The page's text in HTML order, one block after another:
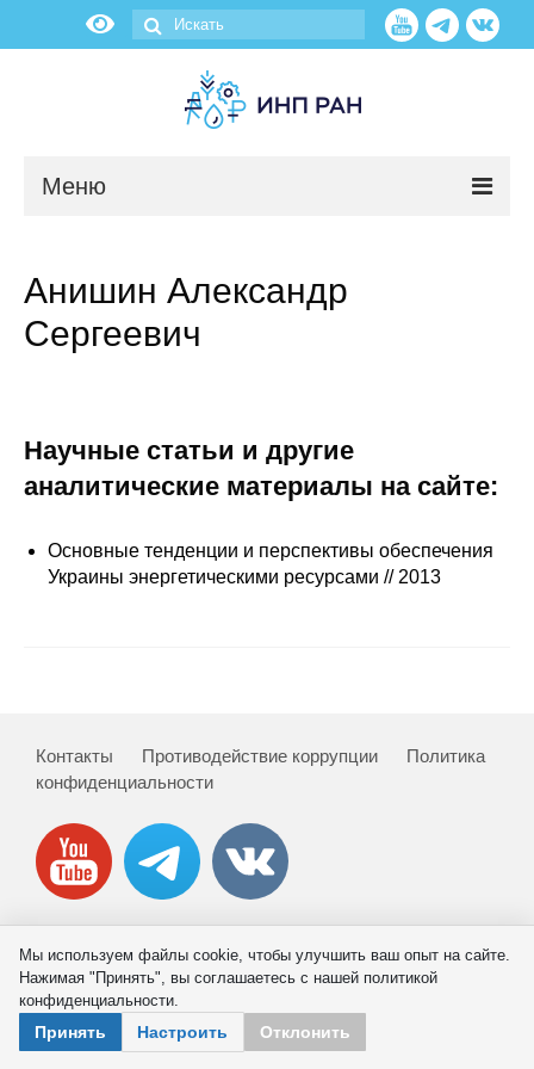
Меню
Администрация
Публикации
Научная жизнь
Издания
О журнале
Номера журналов
Анишин Александр
Сергеевич
Научные статьи и другие
аналитические материалы на сайте:
Основные тенденции и перспективы обеспечения
Украины энергетическими ресурсами // 2013
Контакты Противодействие коррупции
Политика
конфиденциальности
© 2026 ИНП РАН
Мы используем файлы cookie, чтобы улучшить ваш опыт на сайте.
Нажимая "Принять", вы соглашаетесь с нашей политикой
конфиденциальности.
Принять Настроить Отклонить